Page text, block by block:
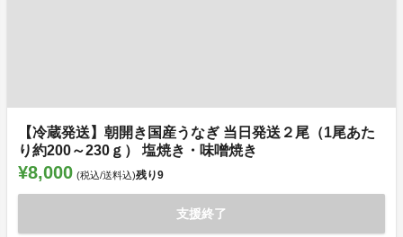
【冷蔵発送】朝開き国産うなぎ 当日発送２尾（1尾あた
り約200～230ｇ） 塩焼き・味噌焼き
¥8,000 (税込/送料込)残り9
支援終了